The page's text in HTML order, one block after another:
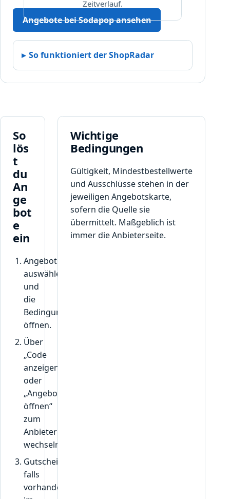
i
r
d
.
Zeitverlauf.
Angebote bei Sodapop ansehen
So funktioniert der ShopRadar
So
lös
t
du
An
ge
bot
e
ein
Angebot
auswählen
und
die
Bedingungen
öffnen.
Über
„Code
anzeigen“
oder
„Angebot
öffnen“
zum
Anbieter
wechseln.
Gutscheincode,
falls
vorhanden,
Wichtige
Bedingungen
Gültigkeit, Mindestbestellwerte
und Ausschlüsse stehen in der
jeweiligen Angebotskarte,
sofern die Quelle sie
übermittelt. Maßgeblich ist
immer die Anbieterseite.